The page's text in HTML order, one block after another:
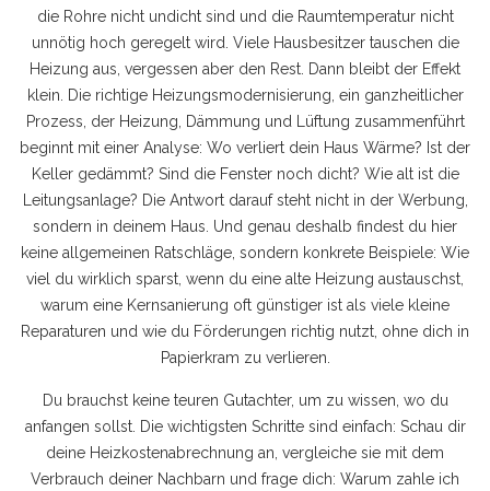
die Rohre nicht undicht sind und die Raumtemperatur nicht
unnötig hoch geregelt wird. Viele Hausbesitzer tauschen die
Heizung aus, vergessen aber den Rest. Dann bleibt der Effekt
klein. Die richtige Heizungsmodernisierung ein ganzheitlicher
Prozess, der Heizung, Dämmung und Lüftung zusammenführt
beginnt mit einer Analyse: Wo verliert dein Haus Wärme? Ist der
Keller gedämmt? Sind die Fenster noch dicht? Wie alt ist die
Leitungsanlage? Die Antwort darauf steht nicht in der Werbung,
sondern in deinem Haus. Und genau deshalb findest du hier
keine allgemeinen Ratschläge, sondern konkrete Beispiele: Wie
viel du wirklich sparst, wenn du eine alte Heizung austauschst,
warum eine Kernsanierung oft günstiger ist als viele kleine
Reparaturen und wie du Förderungen richtig nutzt, ohne dich in
Papierkram zu verlieren.
Du brauchst keine teuren Gutachter, um zu wissen, wo du
anfangen sollst. Die wichtigsten Schritte sind einfach: Schau dir
deine Heizkostenabrechnung an, vergleiche sie mit dem
Verbrauch deiner Nachbarn und frage dich: Warum zahle ich